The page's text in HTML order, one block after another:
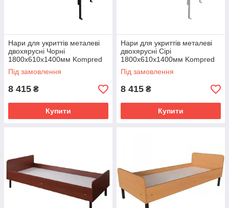
Нари для укриттів металеві
двохярусні Чорні
1800х610х1400мм Kompred
OL947/1
Під замовлення
8 415 ₴
Купити
Нари для укриттів металеві
двохярусні Сірі
1800х610х1400мм Kompred
OL947
Під замовлення
8 415 ₴
Купити